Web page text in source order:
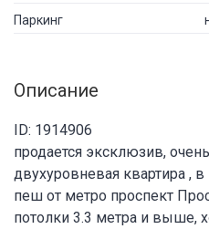
Паркинг
Описание
ID: 1914906
продается эксклюзив,
двухуровневая квартира ,
пеш от метро проспект
потолки 3.3 метра и выше,